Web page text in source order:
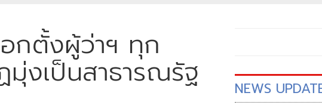
กตั้งผู้ว่าฯ ทุก
งเป็นสาธารณรัฐ NEWS